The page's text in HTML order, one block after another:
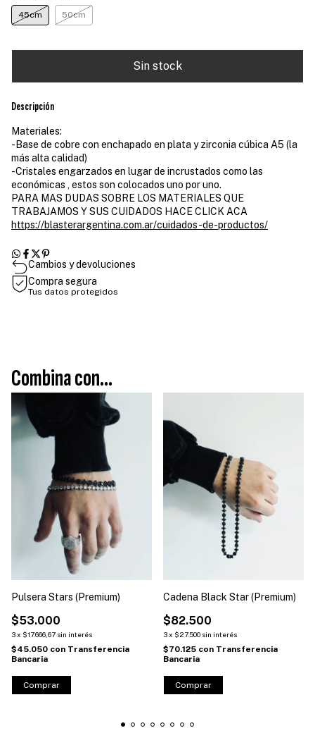
45cm 50cm
Descripción
Materiales:
-Base de cobre con enchapado en plata y zirconia cúbica A5 (la
más alta calidad)
-Cristales engarzados en lugar de incrustados como las
económicas , estos son colocados uno por uno.
PARA MAS DUDAS SOBRE LOS MATERIALES QUE
TRABAJAMOS Y SUS CUIDADOS HACE CLICK ACA
https://blasterargentina.com.ar/cuidados-de-productos/
Cambios y devoluciones
Compra segura
Tus datos protegidos
Combina con...
Pulsera Stars (Premium)
$53.000
3x $17.666,67 sin interés
$45.050 con Transferencia
Bancaria
Comprar
Cadena Black Star (Premium)
$82.500
3x $27.500 sin interés
$70.125 con Transferencia
Bancaria
Comprar